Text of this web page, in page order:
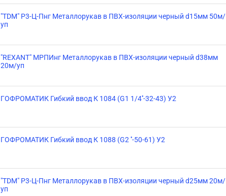
"TDM" Р3-Ц-Пнг Металлорукав в ПВХ-изоляции черный d15мм 50м/
уп
"REXANT" МРПИнг Металлорукав в ПВХ-изоляции черный d38мм
20м/уп
ГОФРОМАТИК Гибкий ввод К 1084 (G1 1/4''-32-43) У2
ГОФРОМАТИК Гибкий ввод К 1088 (G2 ''-50-61) У2
"TDM" Р3-Ц-Пнг Металлорукав в ПВХ-изоляции черный d25мм 20м/
уп